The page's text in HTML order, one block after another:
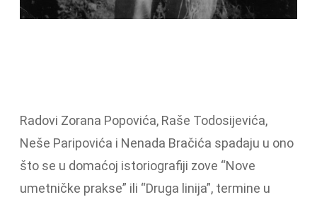
Radovi Zorana Popovića, Raše Todosijevića,
Neše Paripovića i Nenada Bračića spadaju u ono
što se u domaćoj istoriografiji zove “Nove
umetničke prakse” ili “Druga linija”, termine u